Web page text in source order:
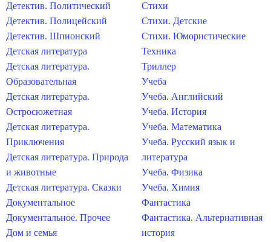
Детектив. Политический
Детектив. Полицейский
Детектив. Шпионский
Детская литература
Детская литература.
Образовательная
Детская литература.
Остросюжетная
Детская литература.
Приключения
Детская литература. Природа
и животные
Детская литература. Сказки
Документальное
Документальное. Прочее
Дом и семья
Стихи
Стихи. Детские
Стихи. Юмористические
Техника
Триллер
Учеба
Учеба. Английский
Учеба. История
Учеба. Математика
Учеба. Русский язык и
литература
Учеба. Физика
Учеба. Химия
Фантастика
Фантастика. Альтернативная
история